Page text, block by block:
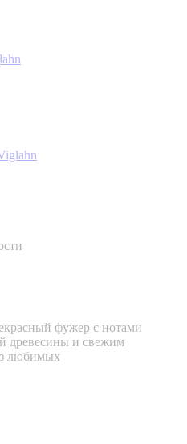
фужер с нотами
древесины и свежим
любимых